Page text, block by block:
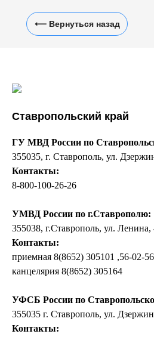
⟵ Вернуться назад
Ставропольский край
ГУ МВД России по
355035, г. Ставрополь, ул.
Контакты:
8-800-100-26-26
УМВД России по г.Ставрополю:
355038, г.Ставрополь, ул. Ленина,
Контакты:
приемная 8(8652) 305101 ,56-02-
канцелярия 8(8652) 305164
УФСБ России по
355035 г. Ставрополь, ул.
Контакты: